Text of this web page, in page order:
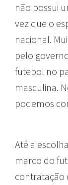
não possui
vez que o
nacional.
pelo
futebol no
masculina.
podemos
Até a
marco do
contratação